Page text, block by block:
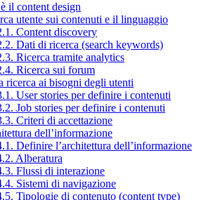
il content design
utente sui contenuti e il linguaggio
Content discovery
Dati di ricerca (search keywords)
Ricerca tramite analytics
Ricerca sui forum
ricerca ai bisogni degli utenti
User stories per definire i contenuti
Job stories per definire i contenuti
Criteri di accettazione
dell’informazione
Definire l’architettura dell’informazione
Alberatura
Flussi di interazione
Sistemi di navigazione
Tipologie di contenuto (content type)